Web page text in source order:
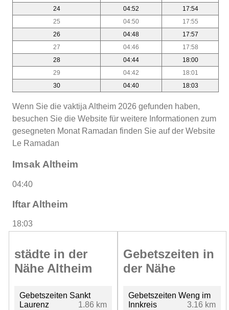
24
04:52
17:54
25
04:50
17:55
26
04:48
17:57
27
04:46
17:58
28
04:44
18:00
29
04:42
18:01
30
04:40 18:03
Wenn Sie die vaktija Altheim 2026 gefunden haben,
besuchen Sie die Website für weitere Informationen zum
gesegneten Monat Ramadan finden Sie auf der Website
Le Ramadan
Imsak Altheim
04:40
Iftar Altheim
18:03
städte in der
Nähe Altheim
Gebetszeiten Sankt
Laurenz
1.86 km
Gebetszeiten in
der Nähe
Gebetszeiten Weng im
Innkreis
3.16 km